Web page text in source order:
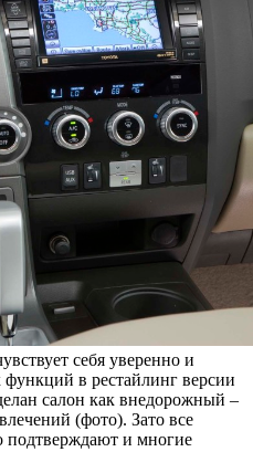
себя уверенно и
в рестайлинг версии
салон как внедорожный –
(фото). Зато все
подтверждают и многие